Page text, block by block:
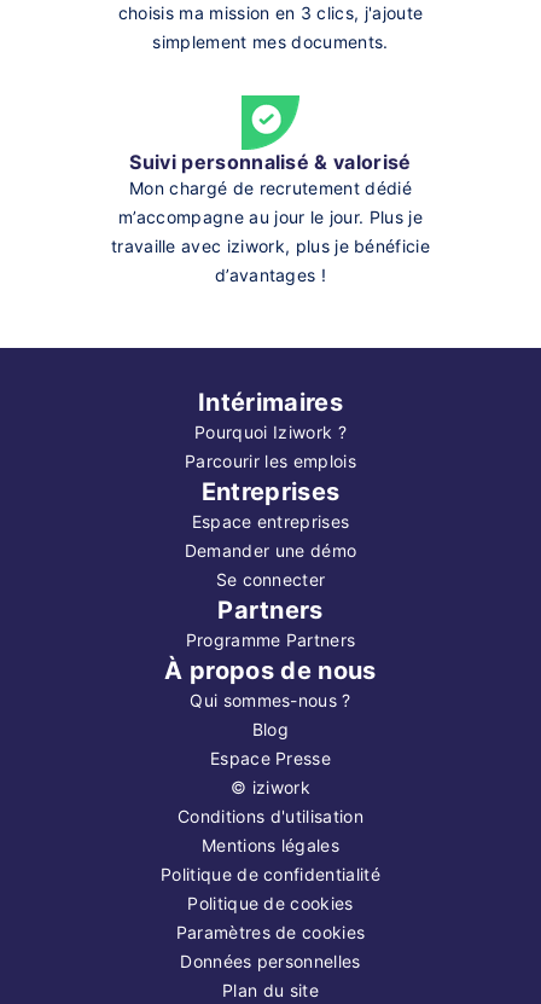
choisis ma mission en 3 clics, j'ajoute
simplement mes documents.
Suivi personnalisé & valorisé
Mon chargé de recrutement dédié
m’accompagne au jour le jour. Plus je
travaille avec iziwork, plus je bénéficie
d’avantages !
Intérimaires
Pourquoi Iziwork ?
Parcourir les emplois
Entreprises
Espace entreprises
Demander une démo
Se connecter
Partners
Programme Partners
À propos de nous
Qui sommes-nous ?
Blog
Espace Presse
© iziwork
Conditions d'utilisation
Mentions légales
Politique de confidentialité
Politique de cookies
Paramètres de cookies
Données personnelles
Plan du site